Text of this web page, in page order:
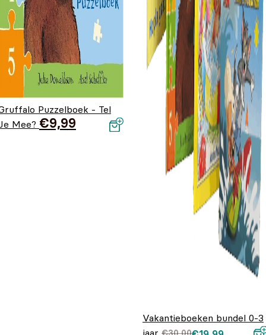
Puzzelboek - Tel
Mee? €9,99
Vakantieboeken bundel 0-3
jaar